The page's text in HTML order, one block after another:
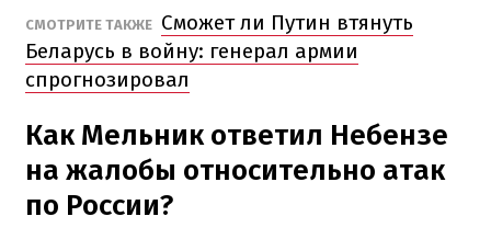
СМОТРИТЕ ТАКЖЕ Сможет ли Путин втянуть
Беларусь в войну: генерал армии
спрогнозировал
Как Мельник ответил Небензе
на жалобы относительно атак
по России?